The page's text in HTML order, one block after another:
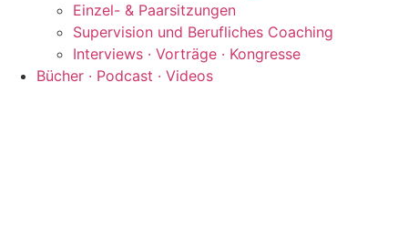
Einzel- & Paarsitzungen
Supervision und Berufliches Coaching
Interviews · Vorträge · Kongresse
Bücher · Podcast · Videos